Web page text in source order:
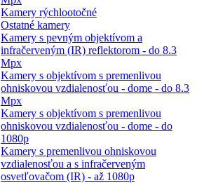
Kamery rýchlootočné
Ostatné kamery
Kamery s pevným objektívom a
infračerveným (IR) reflektorom - do 8.3
Mpx
Kamery s objektívom s premenlivou
ohniskovou vzdialenosťou - dome - do 8.3
Mpx
Kamery s objektívom s premenlivou
ohniskovou vzdialenosťou - dome - do
1080p
Kamery s premenlivou ohniskovou
vzdialenosťou a s infračerveným
osvetľovačom (IR) - až 1080p